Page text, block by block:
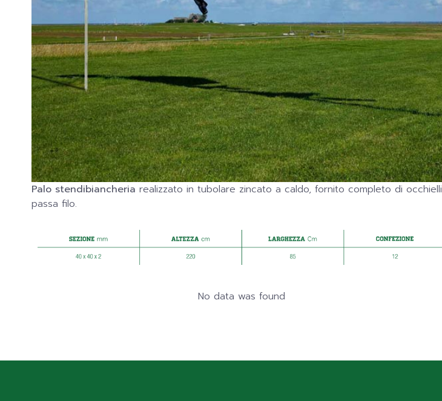
Palo stendibiancheria realizzato in tubolare zincato a caldo, fornito completo di occhielli
passa filo.
No data was found